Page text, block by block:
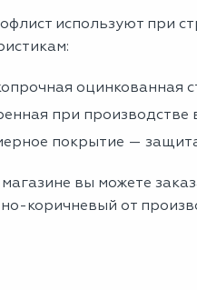
используют при
оцинкованная
при производстве
покрытие —
вы можете
коричневый от